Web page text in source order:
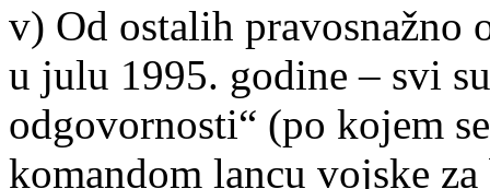
v) Od ostalih pravosnažno
u julu 1995. godine – svi
odgovornosti“ (po kojem
komandom lancu vojske